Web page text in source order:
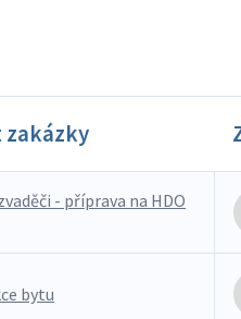
zakázky
- příprava na HDO
bytu